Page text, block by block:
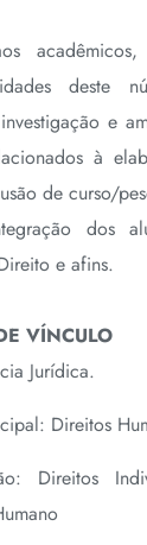
acadêmicos,
deste
e
à
de curso/
dos
e afins.
VÍNCULO
Jurídica.
Direitos
Direitos